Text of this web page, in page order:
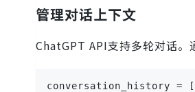
管理对话上下文
ChatGPT API支持多轮对话。
conversation_history = [